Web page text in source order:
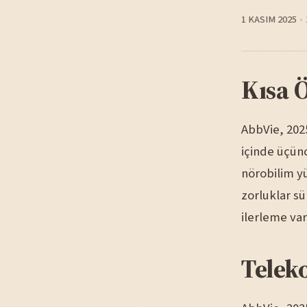
1 KASIM 2025
Kısa
AbbVie,
içinde
nörobilim
zorluklar
ilerleme